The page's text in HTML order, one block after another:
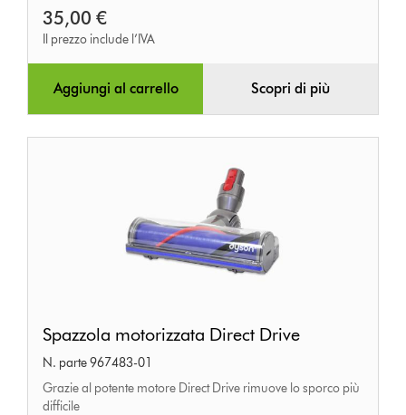
35,00 €
Il prezzo include l’IVA
Aggiungi al carrello Scopri di più
motorizzata
Direct
Drive
Spazzola motorizzata Direct Drive
N. parte 967483-01
Grazie al potente motore Direct Drive rimuove lo sporco più
difficile